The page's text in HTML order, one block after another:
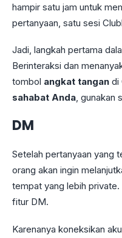
hampir satu jam untuk
pertanyaan, satu sesi
Jadi, langkah pertama
Berinteraksi dan
tombol angkat tangan di
sahabat Anda, gunakan
DM
Setelah pertanyaan yang
orang akan ingin
tempat yang lebih
fitur DM.
Karenanya koneksikan